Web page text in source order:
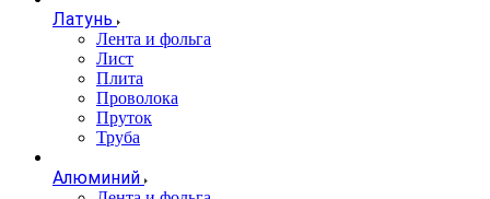
Латунь
Лента и фольга
Лист
Плита
Проволока
Пруток
Труба
Алюминий